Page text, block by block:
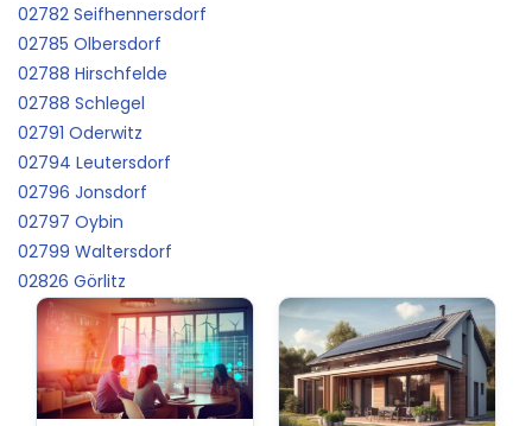
02782 Seifhennersdorf
02785 Olbersdorf
02788 Hirschfelde
02788 Schlegel
02791 Oderwitz
02794 Leutersdorf
02796 Jonsdorf
02797 Oybin
02799 Waltersdorf
02826 Görlitz